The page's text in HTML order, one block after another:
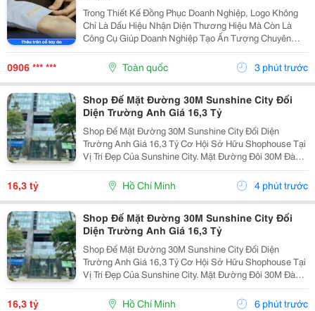
Trong Thiết Kế Đồng Phục Doanh Nghiệp, Logo Không
Chỉ Là Dấu Hiệu Nhận Diện Thương Hiệu Mà Còn Là
Công Cụ Giúp Doanh Nghiệp Tạo Ấn Tượng Chuyên
Nghiệp Trong Mắt Khách Hàng Và Đối Tác. Tuy Nhiên,
Để Logo Phát Huy Hiệu Quả Tối Đa, Việc Lựa Chọn Vị
0906 *** *** Toàn quốc 3 phút trước
Shop Đế Mặt Đường 30M Sunshine City Đối
Diện Trường Anh Giá 16,3 Tỷ
Shop Đế Mặt Đường 30M Sunshine City Đối Diện
Trường Anh Giá 16,3 Tỷ Cơ Hội Sở Hữu Shophouse Tại
Vị Trí Đẹp Của Sunshine City. Mặt Đường Đôi 30M Đàm
Đức Khánh. Đối Diện Cụm Trường Quốc Tế. Diện Tích
96M&Sup2;, Mặt Tiền Thoáng, Dễ Nhận Diện. Phù...
16,3 tỷ Hồ Chí Minh 4 phút trước
Shop Đế Mặt Đường 30M Sunshine City Đối
Diện Trường Anh Giá 16,3 Tỷ
Shop Đế Mặt Đường 30M Sunshine City Đối Diện
Trường Anh Giá 16,3 Tỷ Cơ Hội Sở Hữu Shophouse Tại
Vị Trí Đẹp Của Sunshine City. Mặt Đường Đôi 30M Đàm
Đức Khánh. Đối Diện Cụm Trường Quốc Tế. Diện Tích
96M&Sup2;, Mặt Tiền Thoáng, Dễ Nhận Diện. Phù...
16,3 tỷ Hồ Chí Minh 6 phút trước